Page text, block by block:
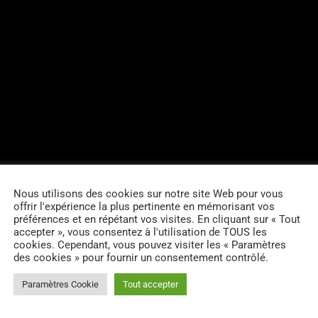
D’ARTICLES (0)
Nous utilisons des cookies sur notre site Web pour vous
offrir l'expérience la plus pertinente en mémorisant vos
préférences et en répétant vos visites. En cliquant sur « Tout
accepter », vous consentez à l'utilisation de TOUS les
cookies. Cependant, vous pouvez visiter les « Paramètres
des cookies » pour fournir un consentement contrôlé.
Paramètres Cookie Tout accepter